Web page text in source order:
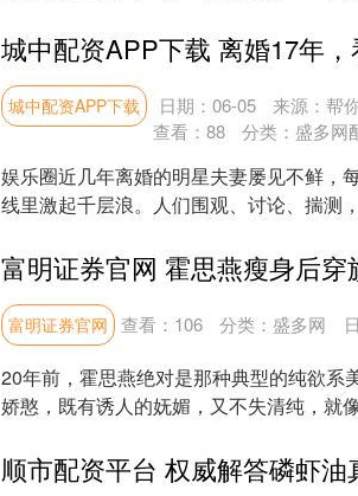
城中配资APP下载 日期：06-05
来源：帮
查看： 88 分类： 盛多网
娱乐圈近几年离婚的明星夫妻屡见不鲜，
线里激起千层浪。人们围观、讨论、揣测
富明证券官网 查看： 106 分类： 盛多网
20年前，霍思燕绝对是那种典型的纯欲系
娇憨，既有诱人的妩媚，又不失清纯，就